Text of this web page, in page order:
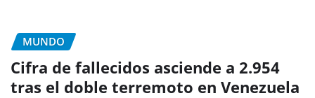
MUNDO
Cifra de fallecidos asciende a 2.954
tras el doble terremoto en Venezuela